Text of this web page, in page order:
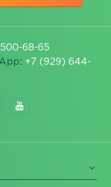
68-65
+7 (929) 644-